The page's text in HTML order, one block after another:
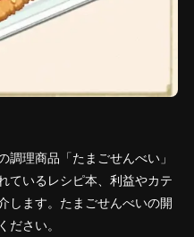
調理商品「たまごせんべい」
ているレシピ本、利益やカテ
します。たまごせんべいの開
ださい。